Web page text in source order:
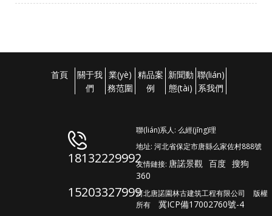
首頁
關于我
們
業(yè)
務范圍
精品案
例
新聞動
態(tài)
聯(lián)
系我們
18132229992
15203327999
聯(lián)系人: 么經(jīng)理
地址: 河北省保定市唐縣么家佐村888號
友情鏈接: 唐諾景觀 百度 搜狗
360
河北唐諾園林古建筑工程有限公司
版權
所有
冀ICP備17002760號-4